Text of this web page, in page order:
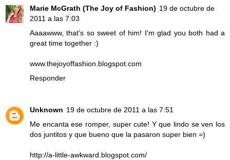
Marie McGrath (The Joy of Fashion) 19 de octubre de
2011 a las 7:03
Aaaawww, that's so sweet of him! I'm glad you both had a
great time together :)
www.thejoyoffashion.blogspot.com
Responder
Unknown 19 de octubre de 2011 a las 7:51
Me encanta ese romper, super cute! Y que lindo se ven los
dos juntitos y que bueno que la pasaron super bien =)
http://a-little-awkward.blogspot.com/